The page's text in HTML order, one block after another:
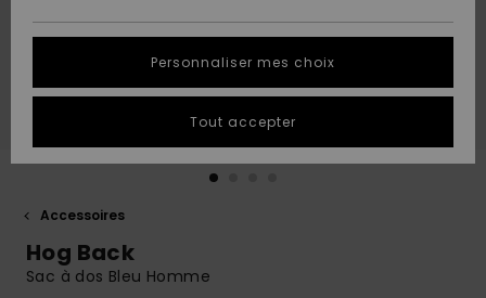
A
Découvrir
A
Découvrir
AIDE &
CONTACT
Démarrez
pour obtenir
Démarrer
COLLECTION
CARTE
CADEAU
Accessoires
Hog Back
Sac à dos Bleu Homme
Personnaliser mes choix
Tout accepter